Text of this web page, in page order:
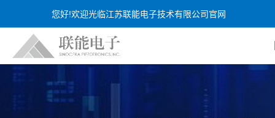
您好!欢迎光临江苏联能电子技术有限公司官网